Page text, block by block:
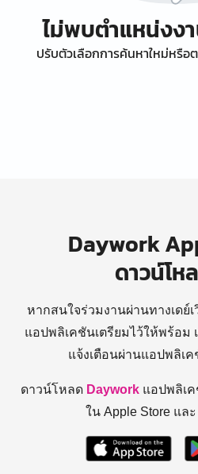
ไม่พบตำแหน่ง
ปรับตัวเลือกการค้นหาใหม่หรื
Daywork
ดาวน์โห
หากสนใจร่วมงานผ่านทางเดย์
แอปพลิเคชันเตรียมไว้ให้พร้อม
แจ้งเตือนผ่านแอปพลิเ
ดาวน์โหลด Daywork แอปพลิเ
ใน Apple Store แล